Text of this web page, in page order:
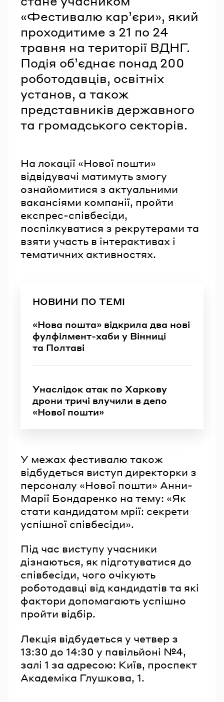
«Фестивалю кар’єри», який
проходитиме з 21 по 24
травня на території ВДНГ.
Подія об’єднає понад 200
роботодавців, освітніх
установ, а також
представників державного
та громадського секторів.
На локації «Нової пошти»
відвідувачі матимуть змогу
ознайомитися з актуальними
вакансіями компанії, пройти
експрес-співбесіди,
поспілкуватися з рекрутерами та
взяти участь в інтерактивах і
тематичних активностях.
НОВИНИ ПО ТЕМІ
«Нова пошта» відкрила два нові
фулфілмент-хаби у Вінниці
та Полтаві
Унаслідок атак по Харкову
дрони тричі влучили в депо
«Нової пошти»
У межах фестивалю також
відбудеться виступ директорки з
персоналу «Нової пошти» Анни-
Марії Бондаренко на тему: «Як
стати кандидатом мрії: секрети
успішної співбесіди».
Під час виступу учасники
дізнаються, як підготуватися до
співбесіди, чого очікують
роботодавці від кандидатів та які
фактори допомагають успішно
пройти відбір.
Лекція відбудеться у четвер з
13:30 до 14:30 у павільйоні №4,
залі 1 за адресою: Київ, проспект
Академіка Глушкова, 1.